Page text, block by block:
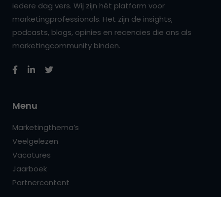
iedere dag vers. Wij zijn hét platform voor
marketingprofessionals. Het zijn de insights,
podcasts, blogs, opinies en recencies die ons als
marketingcommunity binden.
Menu
Marketingthema’s
Veelgelezen
Vacatures
Jaarboek
Partnercontent